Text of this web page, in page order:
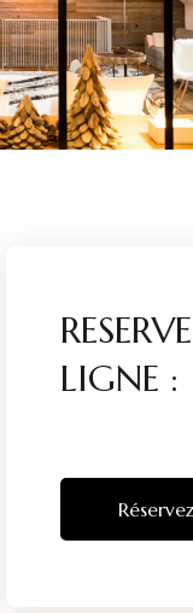
LIGNE :